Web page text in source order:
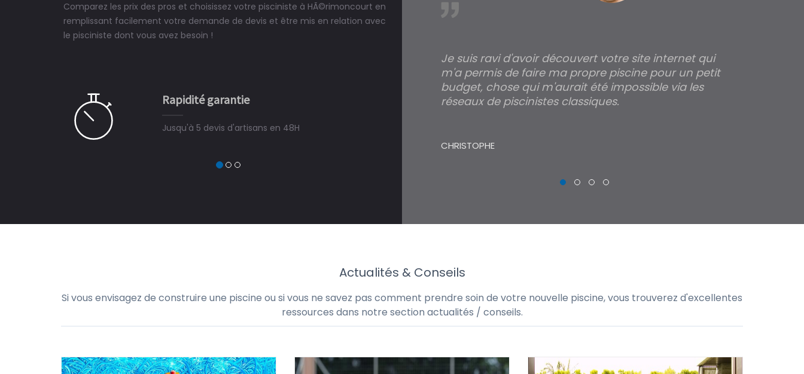
Comparez les prix des pros et choisissez votre pisciniste à HÃ©rimoncourt en
remplissant facilement votre demande de devis et être mis en relation avec
le pisciniste dont vous avez besoin !
Rapidité garantie
Jusqu'à 5 devis d'artisans en 48H
ne peut plus s'en passer.
Le rêve devient enfin réalité, une piscine est bien
construit chez moi.
Je suis ravi d'avoir découvert votre site internet qui
m'a permis de faire ma propre piscine pour un petit
budget, chose qui m'aurait été impossible via les
réseaux de piscinistes classiques.
CHRISTOPHE
Actualités & Conseils
Si vous envisagez de construire une piscine ou si vous ne savez pas comment prendre soin de votre nouvelle piscine, vous trouverez d'excellentes
ressources dans notre section actualités / conseils.